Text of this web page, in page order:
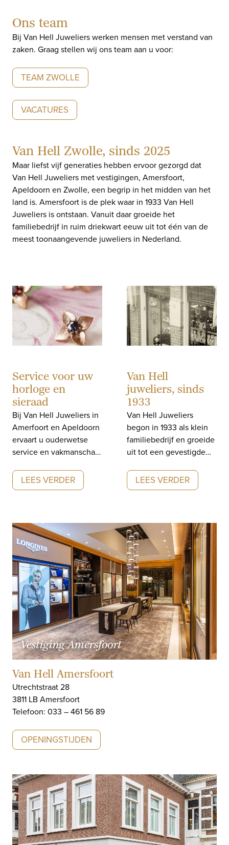
Ons team
Bij Van Hell Juweliers werken mensen met verstand van
zaken. Graag stellen wij ons team aan u voor:
TEAM ZWOLLE
VACATURES
Van Hell Zwolle, sinds 2025
Maar liefst vijf generaties hebben ervoor gezorgd dat
Van Hell Juweliers met vestigingen, Amersfoort,
Apeldoorn en Zwolle, een begrip in het midden van het
land is. Amersfoort is de plek waar in 1933 Van Hell
Juweliers is ontstaan. Vanuit daar groeide het
familiebedrijf in ruim driekwart eeuw uit tot één van de
meest toonaangevende juweliers in Nederland.
Service voor uw
horloge en
sieraad
Bij Van Hell Juweliers in
Amerfoort en Apeldoorn
ervaart u ouderwetse
service en vakmanschap.
en onderhouden
horloges en sieraden.
LEES VERDER
Van Hell
juweliers, sinds
1933
Van Hell Juweliers
begon in 1933 als klein
familiebedrijf en groeide
uit tot een gevestigde
sieraden – met
vakmanschap en traditie
LEES VERDER
Vestiging Amersfoort
Van Hell Amersfoort
Utrechtstraat 28
3811 LB Amersfoort
Telefoon: 033 – 461 56 89
OPENINGSTIJDEN